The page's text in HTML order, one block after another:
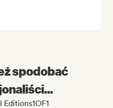
spodobać